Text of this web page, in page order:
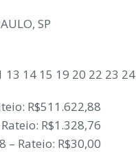
SP
13 14 15 19 20 22 23 24
R$511.622,88
R$1.328,76
– Rateio: R$30,00